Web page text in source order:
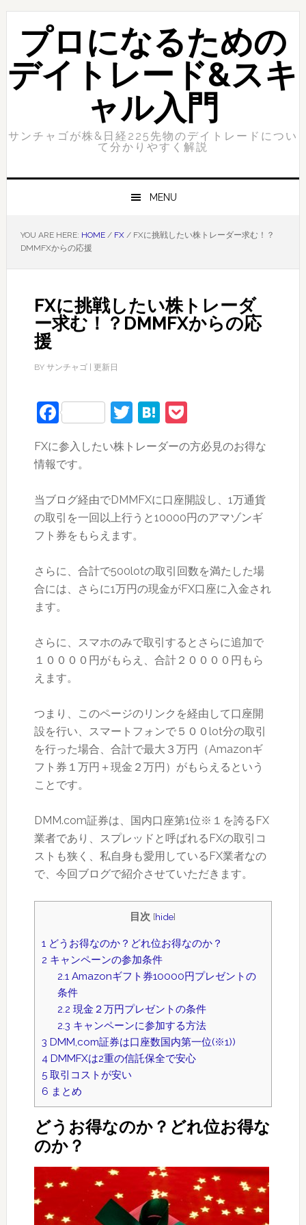
Skip
primary
navigation
Skip
contentプロになるための
デイトレード&スキ
ャル入門
サンチャゴが株&日経225先物のデイトレードについ
て分かりやすく解説
MENU
YOU ARE HERE: HOME / FX /FXに挑戦したい株トレーダー求む！？
DMMFXからの応援
FXに挑戦したい株トレーダ
ー求む！？DMMFXからの応
援
BY サンチャゴ| 更新日
FacebookTwitterHatena
Pocket
FXに参入したい株トレーダーの方必見のお得な
情報です。
当ブログ経由でDMMFXに口座開設し、1万通貨
の取引を一回以上行うと10000円のアマゾンギ
フト券をもらえます。
さらに、合計で500lotの取引回数を満たした場
合には、さらに1万円の現金がFX口座に入金され
ます。
さらに、スマホのみで取引するとさらに追加で
１００００円がもらえ、合計２００００円もら
えます。
つまり、このページのリンクを経由して口座開
設を行い、スマートフォンで５００lot分の取引
を行った場合、 合計で最大３万円（Amazonギ
フト券１万円＋現金２万円）がもらえるという
ことです。
DMM.com証券は、国内口座第1位※１を誇るFX
業者であり、スプレッドと呼ばれるFXの取引コ
ストも狭く、私自身も愛用しているFX業者なの
で、今回ブログで紹介させていただきます。
目次 [hide]
1どうお得なのか？どれ位お得なのか？
2キャンペーンの参加条件
2.1Amazonギフト券10000円プレゼントの
条件
2.2現金２万円プレゼントの条件
2.3 キャンペーンに参加する方法
3 DMM,com証券は口座数国内第一位(※1))
4DMMFXは2重の信託保全で安心
5取引コストが安い
6 まとめ
どうお得なのか？どれ位お得な
のか？